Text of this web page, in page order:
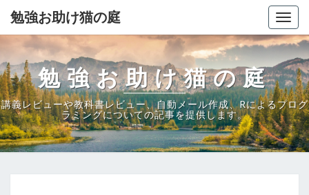
勉強お助け猫の庭
勉強お助け猫の庭
講義レビューや教科書レビュー、自動メール作成、Rによるプログ
ラミングについての記事を提供します。